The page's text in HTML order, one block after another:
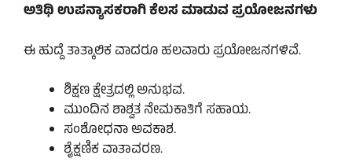
ಅತಿಥಿ ಉಪನ್ಯಾಸಕರಾಗಿ ಕೆಲಸ ಮಾಡುವ ಪ್ರಯೋಜನಗಳು
ಈ ಹುದ್ದೆ ತಾತ್ಕಾಲಿಕ ವಾದರೂ ಹಲವಾರು ಪ್ರಯೋಜನಗಳಿವೆ.
ಶಿಕ್ಷಣ ಕ್ಷೇತ್ರದಲ್ಲಿ ಅನುಭವ.
ಮುಂದಿನ ಶಾಶ್ವತ ನೇಮಕಾತಿಗೆ ಸಹಾಯ.
ಸಂಶೋಧನಾ ಅವಕಾಶ.
ಶೈಕ್ಷಣಿಕ ವಾತಾವರಣ.